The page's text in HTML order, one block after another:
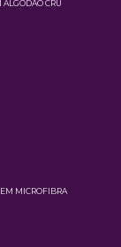
ALGODÃO CRU
EM MICROFIBRA